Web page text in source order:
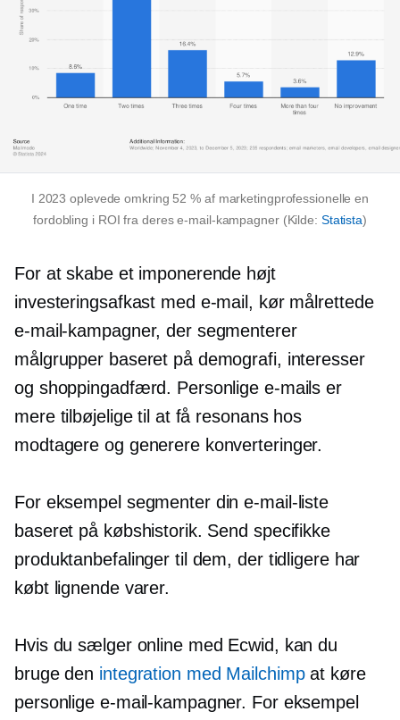
I 2023 oplevede omkring 52 % af marketingprofessionelle en
fordobling i ROI fra deres e-mail-kampagner (Kilde: Statista)
For at skabe et imponerende højt
investeringsafkast med e-mail, kør målrettede
e-mail-kampagner, der segmenterer
målgrupper baseret på demografi, interesser
og shoppingadfærd. Personlige e-mails er
mere tilbøjelige til at få resonans hos
modtagere og generere konverteringer.
For eksempel segmenter din e-mail-liste
baseret på købshistorik. Send specifikke
produktanbefalinger til dem, der tidligere har
købt lignende varer.
Hvis du sælger online med Ecwid, kan du
bruge den integration med Mailchimpat køre
personlige e-mail-kampagner. For eksempel